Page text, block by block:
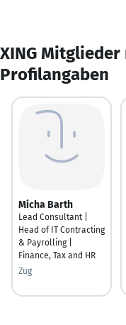
XING
Profilangaben
Micha Barth
Lead Consultant |
Head of IT Contracting
& Payrolling |
Finance, Tax and HR
Zug